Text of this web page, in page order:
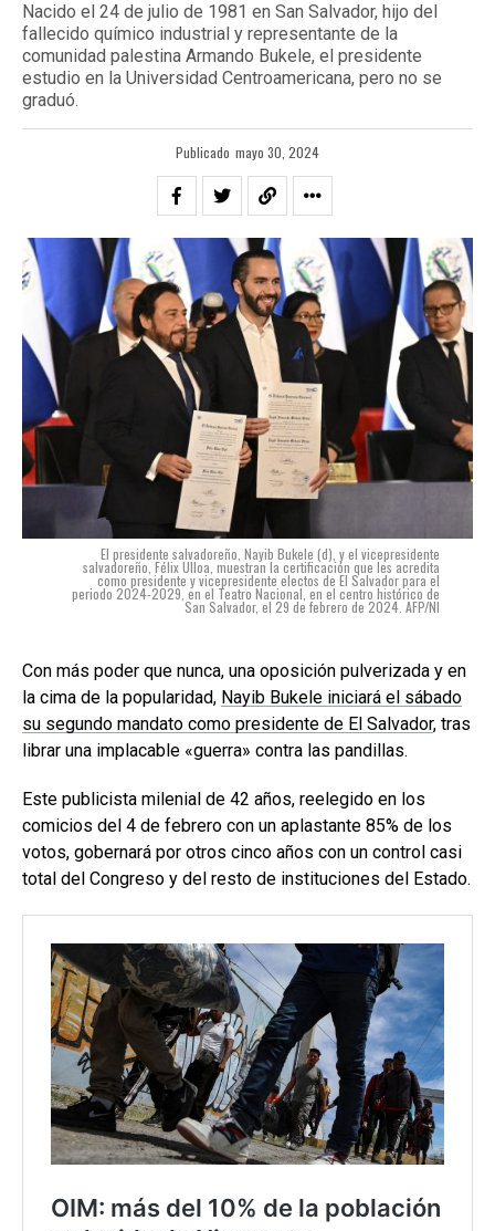
Nacido el 24 de julio de 1981 en San Salvador, hijo del
fallecido químico industrial y representante de la
comunidad palestina Armando Bukele, el presidente
estudio en la Universidad Centroamericana, pero no se
graduó.
Publicado mayo 30, 2024
El presidente salvadoreño, Nayib Bukele (d), y el vicepresidente
salvadoreño, Félix Ulloa, muestran la certificación que les acredita
como presidente y vicepresidente electos de El Salvador para el
periodo 2024-2029, en el Teatro Nacional, en el centro histórico de
San Salvador, el 29 de febrero de 2024. AFP/NI
Con más poder que nunca, una oposición pulverizada y en
la cima de la popularidad, Nayib Bukele iniciará el sábado
su segundo mandato como presidente de El Salvador, tras
librar una implacable «guerra» contra las pandillas.
Este publicista milenial de 42 años, reelegido en los
comicios del 4 de febrero con un aplastante 85% de los
votos, gobernará por otros cinco años con un control casi
total del Congreso y del resto de instituciones del Estado.